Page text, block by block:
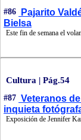
#86
Pajarito
Bielsa
Este fin de semana el
Cultura | Pág.54
#87 Veteranos
inquieta
Exposición de Jennifer